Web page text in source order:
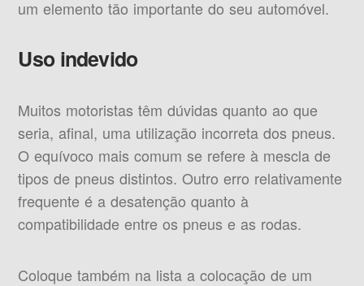
um elemento tão importante do seu automóvel.
Uso indevido
Muitos motoristas têm dúvidas quanto ao que
seria, afinal, uma utilização incorreta dos pneus.
O equívoco mais comum se refere à mescla de
tipos de pneus distintos. Outro erro relativamente
frequente é a desatenção quanto à
compatibilidade entre os pneus e as rodas.
Coloque também na lista a colocação de um